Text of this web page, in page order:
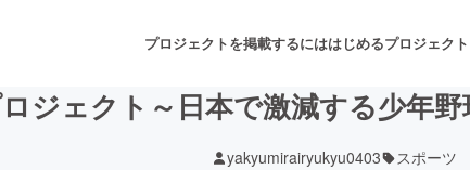
プロジェクトを掲載するにははじめるプロジェク
ジェクト～日本で激減する少年
yakyumirairyukyu0403 スポーツ